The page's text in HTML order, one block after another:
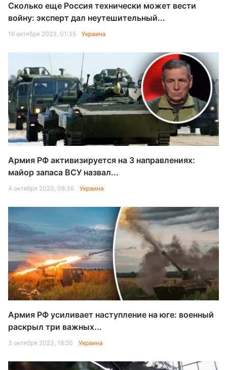
Сколько еще Россия технически может вести
войну: эксперт дал неутешительный...
16 октября 2023, 01:35 Украина
Армия РФ активизируется на 3 направлениях:
майор запаса ВСУ назвал...
4 октября 2023, 08:36 Украина
Армия РФ усиливает наступление на юге: военный
раскрыл три важных...
3 октября 2023, 18:20 Украина